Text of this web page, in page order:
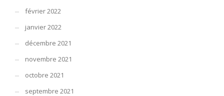
février 2022
janvier 2022
décembre 2021
novembre 2021
octobre 2021
septembre 2021